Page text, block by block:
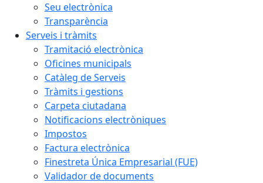
Seu electrònica
Transparència
Serveis i tràmits
Tramitació electrònica
Oficines municipals
Catàleg de Serveis
Tràmits i gestions
Carpeta ciutadana
Notificacions electròniques
Impostos
Factura electrònica
Finestreta Única Empresarial (FUE)
Validador de documents